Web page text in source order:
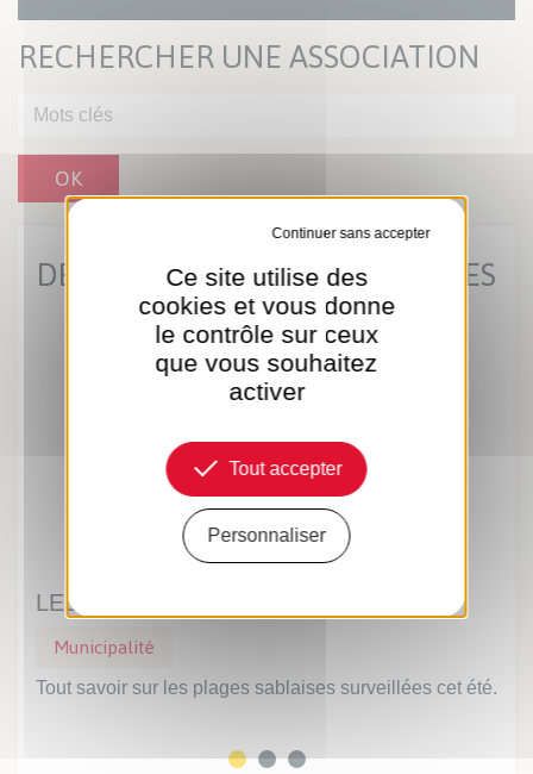
RECHERCHER UNE ASSOCIATION
OK
DERNIÈRES ACTUS MUNICIPALES
LES PLAGES SABLAISES
Municipalité
Tout savoir sur les plages sablaises surveillées cet été.
Ce site utilise des
cookies et vous donne
le contrôle sur ceux
que vous souhaitez
activer
Tout accepter
Tout refuser
Personnaliser